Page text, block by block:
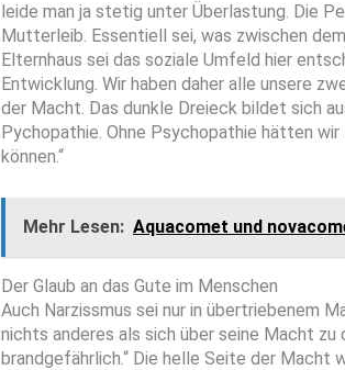
leide man ja stetig unter Überlastung. Die
Mutterleib. Essentiell sei, was zwischen
Elternhaus sei das soziale Umfeld hier
Entwicklung. Wir haben daher alle unsere
der Macht. Das dunkle Dreieck bildet sich
Pychopathie. Ohne Psychopathie hätten
können.“
Mehr Lesen: Aquacomet und
Der Glaub an das Gute im Menschen
Auch Narzissmus sei nur in übertriebenem
nichts anderes als sich über seine Macht zu
brandgefährlich.“ Die helle Seite der Macht